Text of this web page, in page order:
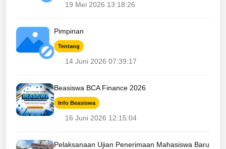
19 Mei 2026 13:18:26
Pimpinan
Tentang
14 Juni 2026 07:39:17
Beasiswa BCA Finance 2026
Info Beasiswa
16 Juni 2026 12:15:04
Pelaksanaan Ujian Penerimaan Mahasiswa Baru